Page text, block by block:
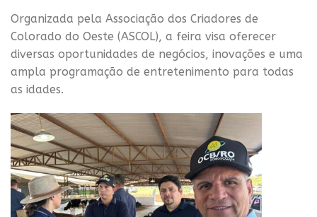
Organizada pela Associação dos Criadores de
Colorado do Oeste (ASCOL), a feira visa oferecer
diversas oportunidades de negócios, inovações e uma
ampla programação de entretenimento para todas
as idades.